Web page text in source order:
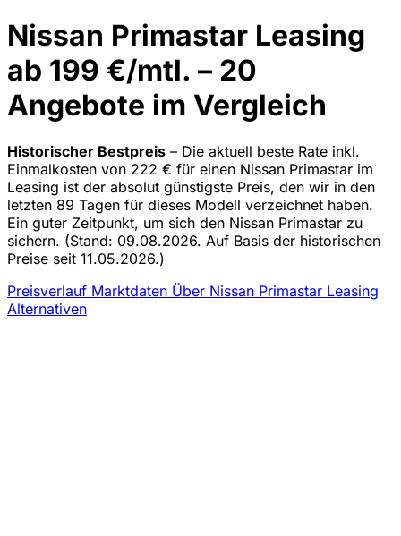
Nissan Primastar Leasing
ab 199 €/mtl. – 20
Angebote im Vergleich
Historischer Bestpreis – Die aktuell beste Rate inkl.
Einmalkosten von 222 € für einen Nissan Primastar im
Leasing ist der absolut günstigste Preis, den wir in den
letzten 89 Tagen für dieses Modell verzeichnet haben.
Ein guter Zeitpunkt, um sich den Nissan Primastar zu
sichern. (Stand: 09.08.2026. Auf Basis der historischen
Preise seit 11.05.2026.)
Preisverlauf Marktdaten Über Nissan Primastar Leasing
Alternativen